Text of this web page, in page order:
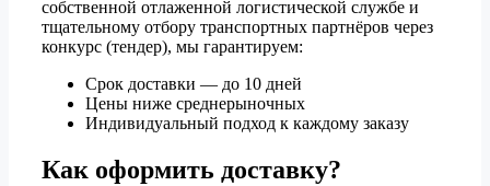
собственной отлаженной логистической службе и
тщательному отбору транспортных партнёров через
конкурс (тендер), мы гарантируем:
Срок доставки — до 10 дней
Цены ниже среднерыночных
Индивидуальный подход к каждому заказу
Как оформить доставку?